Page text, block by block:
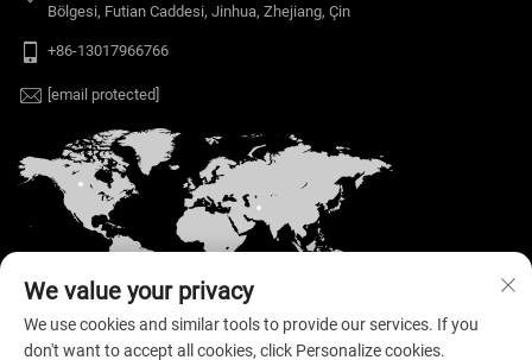
Bölgesi, Futian Caddesi, Jinhua, Zhejiang, Çin
+86-13017966766
[email protected]
We value your privacy
We use cookies and similar tools to provide our services. If you
don't want to accept all cookies, click Personalize cookies.